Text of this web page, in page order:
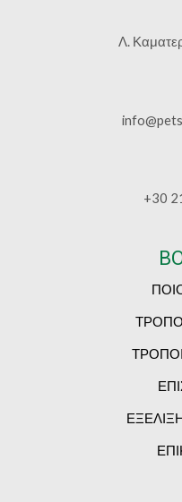
Λ.
+30